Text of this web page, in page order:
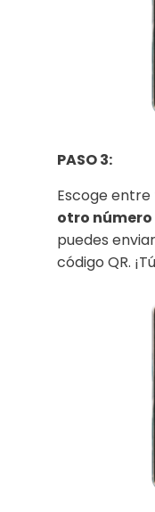
PASO 3:
Escoge entre
otro número
puedes
código QR.